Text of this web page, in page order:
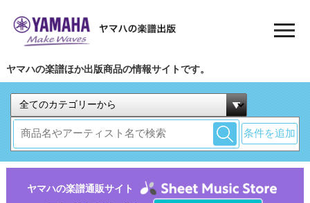
ヤマハの楽譜ほか出版商品の情報サイトです。
条件を追加
ヤマハの楽譜通販サイト